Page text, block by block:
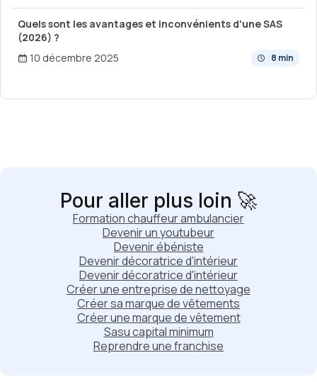
Quels sont les avantages et inconvénients d'une SAS
(2026) ?
8 min
10 décembre 2025
Pour aller plus loin 🚀
Formation chauffeur ambulancier
Devenir un youtubeur
Devenir ébéniste
Devenir décoratrice d'intérieur
Devenir décoratrice d'intérieur
Créer une entreprise de nettoyage
Créer sa marque de vêtements
Créer une marque de vêtement
Sasu capital minimum
Reprendre une franchise